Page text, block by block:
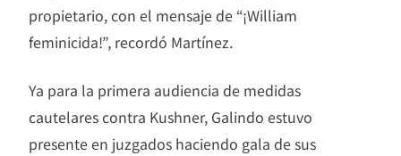
propietario, con el mensaje de “¡William
feminicida!”, recordó Martínez.
Ya para la primera audiencia de medidas
cautelares contra Kushner, Galindo estuvo
presente en juzgados haciendo gala de sus